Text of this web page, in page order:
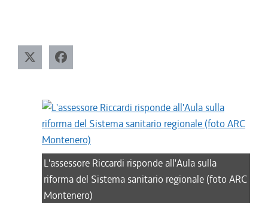
L'assessore Riccardi risponde all'Aula sulla
riforma del Sistema sanitario regionale (foto ARC
Montenero)